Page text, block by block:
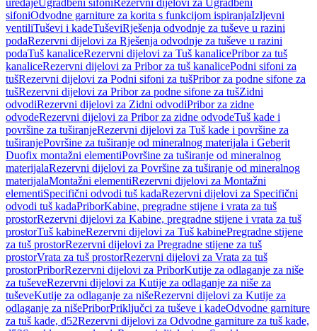
uređajeUgradbeni sifoniRezervni dijelovi za Ugradbeni
sifoniOdvodne garniture za korita s funkcijom ispiranjaIzljevni
ventiliTuševi i kadeTuševiRješenja odvodnje za tuševe u razini
podaRezervni dijelovi za Rješenja odvodnje za tuševe u razini
podaTuš kanaliceRezervni dijelovi za Tuš kanalicePribor za tuš
kanaliceRezervni dijelovi za Pribor za tuš kanalicePodni sifoni za
tušRezervni dijelovi za Podni sifoni za tušPribor za podne sifone za
tušRezervni dijelovi za Pribor za podne sifone za tušZidni
odvodiRezervni dijelovi za Zidni odvodiPribor za zidne
odvodeRezervni dijelovi za Pribor za zidne odvodeTuš kade i
površine za tuširanjeRezervni dijelovi za Tuš kade i površine za
tuširanjePovršine za tuširanje od mineralnog materijala i Geberit
Duofix montažni elementiPovršine za tuširanje od mineralnog
materijalaRezervni dijelovi za Površine za tuširanje od mineralnog
materijalaMontažni elementiRezervni dijelovi za Montažni
elementiSpecifični odvodi tuš kadaRezervni dijelovi za Specifični
odvodi tuš kadaPriborKabine, pregradne stijene i vrata za tuš
prostorRezervni dijelovi za Kabine, pregradne stijene i vrata za tuš
prostorTuš kabineRezervni dijelovi za Tuš kabinePregradne stijene
za tuš prostorRezervni dijelovi za Pregradne stijene za tuš
prostorVrata za tuš prostorRezervni dijelovi za Vrata za tuš
prostorPriborRezervni dijelovi za PriborKutije za odlaganje za niše
za tuševeRezervni dijelovi za Kutije za odlaganje za niše za
tuševeKutije za odlaganje za nišeRezervni dijelovi za Kutije za
odlaganje za nišePriborPriključci za tuševe i kadeOdvodne garniture
za tuš kade, d52Rezervni dijelovi za Odvodne garniture za tuš kade,